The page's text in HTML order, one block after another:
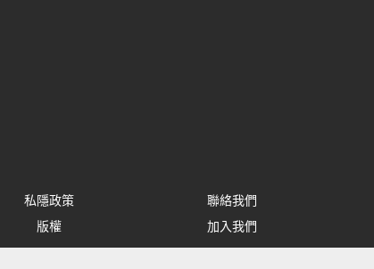
私隱政策
聯絡我們
版權 加入我們